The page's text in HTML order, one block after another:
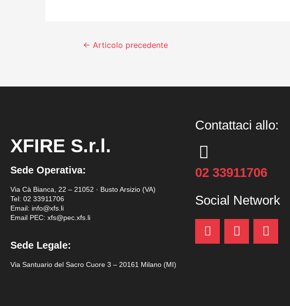
← Articolo precedente
XFIRE S.r.l.
Sede Operativa:
Via Cà Bianca, 22 – 21052 · Busto Arsizio (VA)
Tel: 02 33911706
Email: info@xfs.li
Email PEC: xfs@pec.xfs.li
Sede Legale:
Via Santuario del Sacro Cuore 3 – 20161 Milano (MI)
Contattaci allo:
02 33911706
Social Network